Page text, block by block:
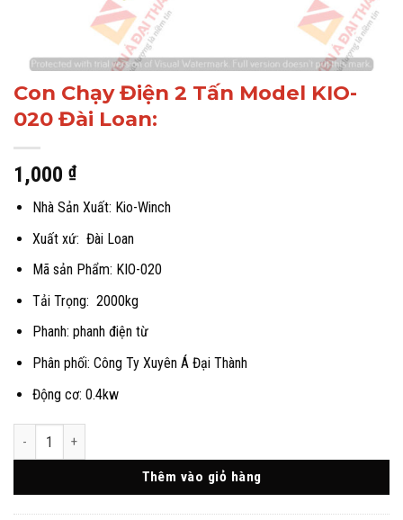
Con Chạy Điện 2 Tấn Model KIO-
020 Đài Loan:
1,000 ₫
Nhà Sản Xuất: Kio-Winch
Xuất xứ: Đài Loan
Mã sản Phẩm: KIO-020
Tải Trọng: 2000kg
Phanh: phanh điện từ
Phân phối: Công Ty Xuyên Á Đại Thành
Động cơ: 0.4kw
Con Chạy Điện 2 Tấn Model KIO-020 Đài Loan: số lượng
Thêm vào giỏ hàng